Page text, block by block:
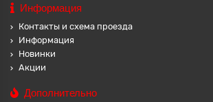
Информация
Контакты и схема проезда
Информация
Новинки
Акции
Дополнительно